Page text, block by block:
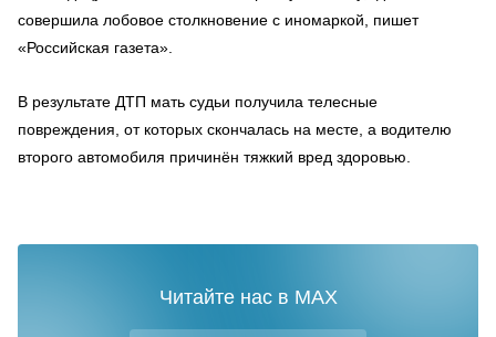
совершила лобовое столкновение с иномаркой, пишет
«Российская газета».
В результате ДТП мать судьи получила телесные
повреждения, от которых скончалась на месте, а водителю
второго автомобиля причинён тяжкий вред здоровью.
Читайте нас в MAX